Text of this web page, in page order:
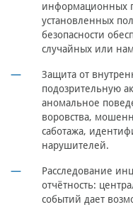
информационных
установленных
безопасности
случайных или
Защита от
подозрительную
аномальное
воровства,
саботажа,
нарушителей.
Расследование
отчётность:
событий дает